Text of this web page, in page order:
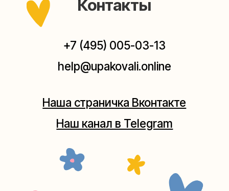
Москва, ул.Плющиха, дом 42
Москва, ул.Таганская, дом 25-27
(как пройти)
Мастерская на Плющихе